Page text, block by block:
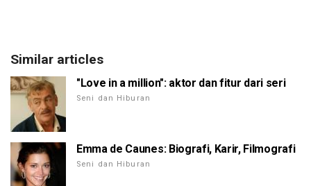
Similar articles
"Love in a million": aktor dan fitur dari seri
Seni dan Hiburan
Emma de Caunes: Biografi, Karir, Filmografi
Seni dan Hiburan